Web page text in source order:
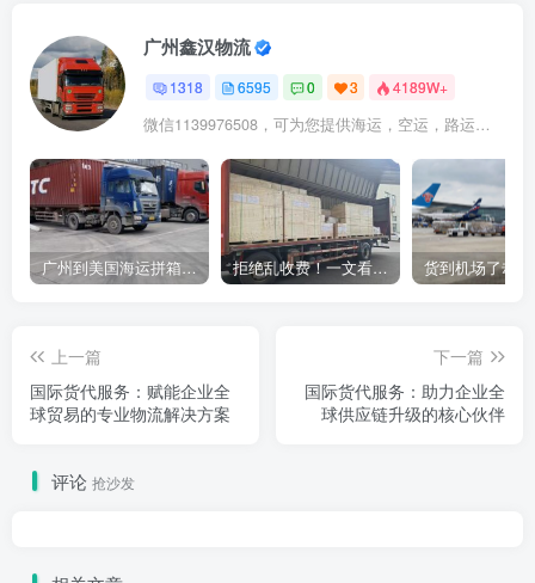
广州鑫汉物流
1318 6595 0 3 4189W+
微信1139976508，可为您提供海运，空运，路运，铁路运输
广州到美国海运拼箱多少钱？2024年最新运费构成+隐藏费用避坑指南 拒绝乱收费！一文看懂中国货代计费套路，教你避开所有隐形坑
上一篇
国际货代服务：赋能企业全
球贸易的专业物流解决方案
下一篇
国际货代服务：助力企业全
球供应链升级的核心伙伴
评论 抢沙发